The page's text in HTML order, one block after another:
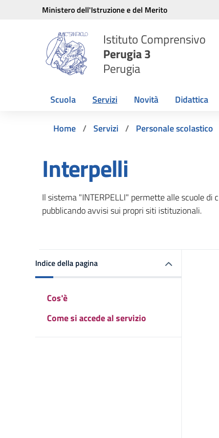
Vai ai contenuti
Vai al menu di navigazione
Ministero dell'Istruzione e del Merito
Istituto Comprensivo
Perugia 3
Perugia
Scuola Servizi Novità Didattica
Home Servizi Personale scolastico
Interpelli
Il sistema "INTERPELLI" permette alle scuole di
pubblicando avvisi sui propri siti istituzionali.
Indice della pagina
Cos'è
Come si accede al servizio